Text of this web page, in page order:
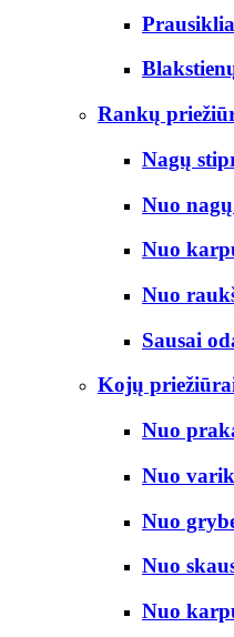
Rankų
Nagų
Nuo
Nuo
Nuo
Sausai
Kojų
Nuo
Nuo
Nuo
Nuo
Nuo